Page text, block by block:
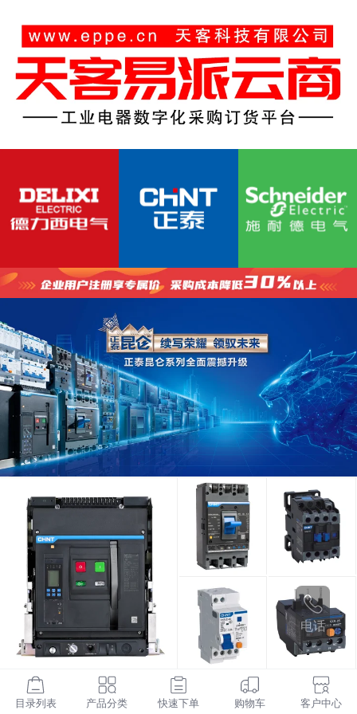
电话
目录列表 产品分类 快速下单 购物车 客户中心